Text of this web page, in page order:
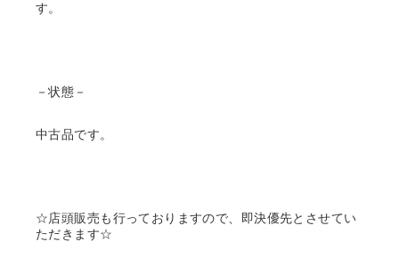
す。
－状態－
中古品です。
☆店頭販売も行っておりますので、即決優先とさせてい
ただきます☆